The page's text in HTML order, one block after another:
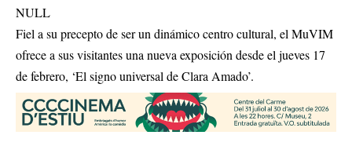
NULL
Fiel a su precepto de ser un dinámico centro cultural, el MuVIM
ofrece a sus visitantes una nueva exposición desde el jueves 17
de febrero, ‘El signo universal de Clara Amado’.